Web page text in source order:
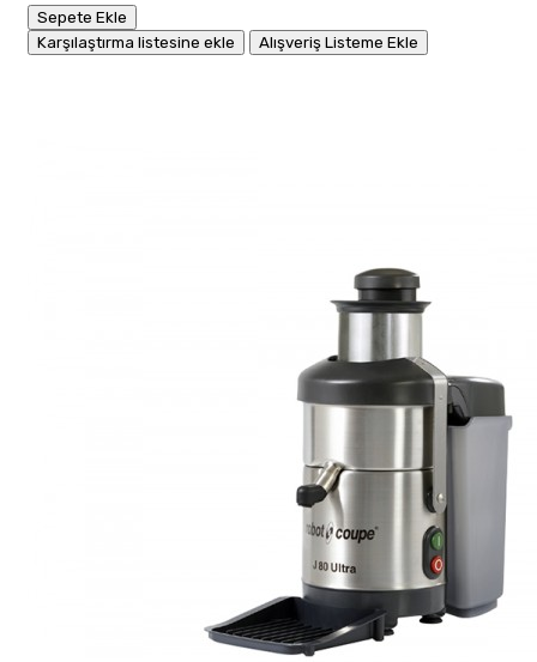
Sepete Ekle
Karşılaştırma listesine ekle
Alışveriş Listeme Ekle